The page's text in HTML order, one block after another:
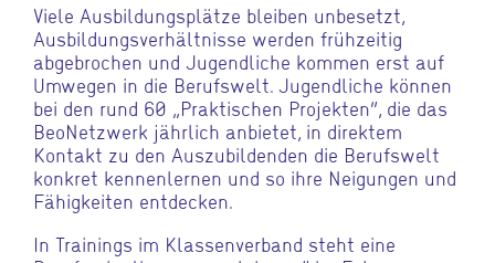
Viele Ausbildungsplätze bleiben unbesetzt,
Ausbildungsverhältnisse werden frühzeitig
abgebrochen und Jugendliche kommen erst auf
Umwegen in die Berufswelt. Jugendliche können
bei den rund 60 „Praktischen Projekten“, die das
BeoNetzwerk jährlich anbietet, in direktem
Kontakt zu den Auszubildenden die Berufswelt
konkret kennenlernen und so ihre Neigungen und
Fähigkeiten entdecken.
In Trainings im Klassenverband steht eine